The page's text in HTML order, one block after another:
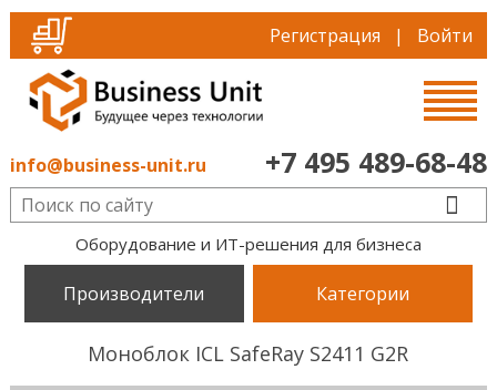
Регистрация | Войти
info@business-unit.ru +7 495 489-68-48
Оборудование и ИТ-решения для бизнеса
Производители Категории
Моноблок ICL SafeRay S2411 G2R